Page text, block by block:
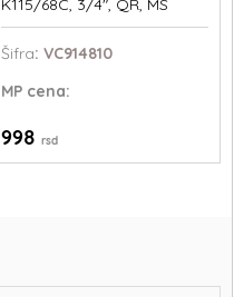
K115/68C, 3/4", QR, MS
Šifra: VC914810
MPcena:
998 rsd